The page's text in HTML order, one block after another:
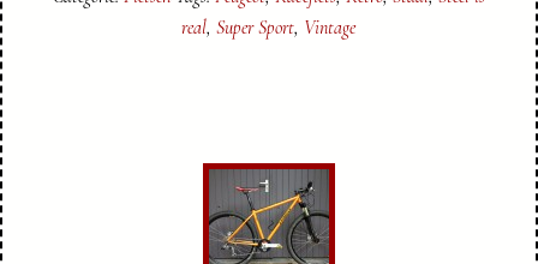
real,Super Sport, Vintage